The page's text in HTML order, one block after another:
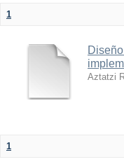
1
Aztatzi
1